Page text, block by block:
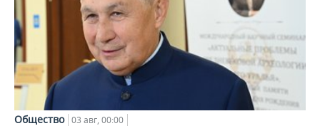
Общество 03 авг, 00:00